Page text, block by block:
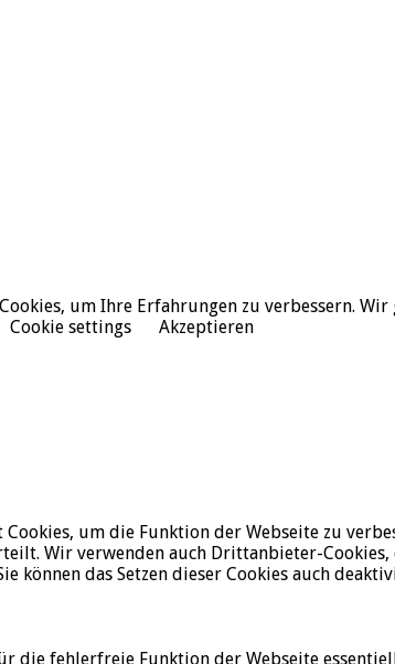
um Ihre Erfahrungen zu verbessern.
Cookie settings
Akzeptieren
Cookies, um die Funktion der Webseite zu
Wir verwenden auch Drittanbieter-
können das Setzen dieser Cookies auch
die fehlerfreie Funktion der Webseite